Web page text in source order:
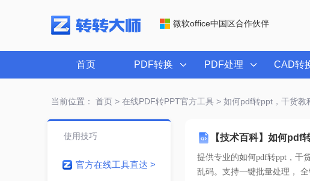
微软office中国区合作伙伴
首页 PDF转换 PDF处理 CAD转
当前位置： 首页> 在线PDF转PPT官方工具> 如何pdf转ppt，干货教
【技术百科】如何pdf
提供专业的如何pdf转ppt，干
乱
使用技巧
官方在线工具直达 >